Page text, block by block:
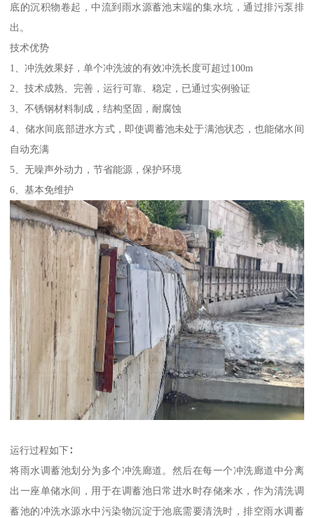
底的沉积物卷起，中流到雨水源蓄池末端的集水坑，通过排污泵排
出。
技术优势
1、冲洗效果好，单个冲洗波的有效冲洗长度可超过100m
2、技术成熟、完善，运行可靠、稳定，已通过实例验证
3、不锈钢材料制成，结构坚固，耐腐蚀
4、储水间底部进水方式，即使调蓄池未处于满池状态，也能储水间
自动充满
5、无噪声外动力，节省能源，保护环境
6、基本免维护
运行过程如下∶
将雨水调蓄池划分为多个冲洗廊道。然后在每一个冲洗廊道中分离
出一座单储水间，用于在调蓄池日常进水时存储来水，作为清洗调
蓄池的冲洗水源水中污染物沉淀于池底需要清洗时，排空雨水调蓄